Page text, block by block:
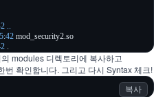
..
:42 mod_security2.so
.
modules 디렉토리에 복사하고
번 확인합니다. 그리고 다시 Syntax 체크!
복사